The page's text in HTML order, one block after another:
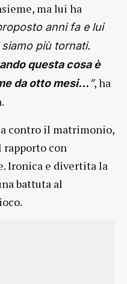
ma lui ha
anni fa e lui
più tornati.
questa cosa è
da otto mesi…”, ha
contro il matrimonio,
rapporto con
Ironica e divertita la
battuta al